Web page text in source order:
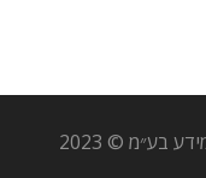
בע״מ © 2023